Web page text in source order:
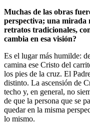
Muchas de las obras
perspectiva; una mirada
retratos tradicionales,
cambia en esa visión?
Es el lugar más humilde:
camina ese Cristo del
los pies de la cruz. El
distinto. La ascensión de
techo y, en general, no
de que la persona que se
quedar en la misma
lo mismo.